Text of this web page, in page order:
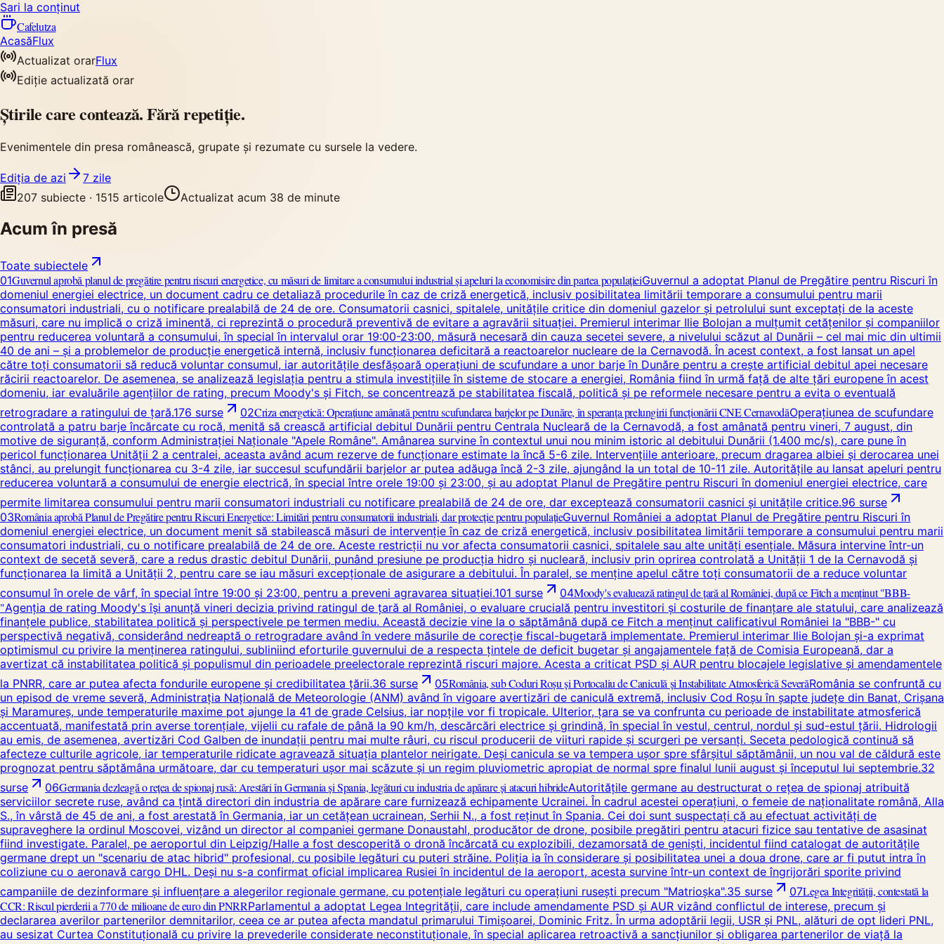
Sari la conținut
Cafelutza
AcasăFlux
Actualizat orarFlux
Ediție actualizată orar
Știrile care contează. Fără repetiție.
Evenimentele din presa românească, grupate și rezumate cu sursele la vedere.
Ediția de azi
7 zile
207 subiecte · 1515 articole Actualizat acum 38 de minute
Acum în presă
Toate subiectele
01Guvernul aprobă planul de pregătire pentru riscuri energetice, cu măsuri de limitare a consumului industrial și apeluri la economisire din partea populațieiGuvernul a adoptat Planul de Pregătire pentru Riscuri în
domeniul energiei electrice, un document cadru ce detaliază procedurile în caz de criză energetică, inclusiv posibilitatea limitării temporare a consumului pentru marii
consumatori industriali, cu o notificare prealabilă de 24 de ore. Consumatorii casnici, spitalele, unitățile critice din domeniul gazelor și petrolului sunt exceptați de la aceste
măsuri, care nu implică o criză iminentă, ci reprezintă o procedură preventivă de evitare a agravării situației. Premierul interimar Ilie Bolojan a mulțumit cetățenilor și companiilor
pentru reducerea voluntară a consumului, în special în intervalul orar 19:00-23:00, măsură necesară din cauza secetei severe, a nivelului scăzut al Dunării – cel mai mic din ultimii
40 de ani – și a problemelor de producție energetică internă, inclusiv funcționarea deficitară a reactoarelor nucleare de la Cernavodă. În acest context, a fost lansat un apel
către toți consumatorii să reducă voluntar consumul, iar autoritățile desfășoară operațiuni de scufundare a unor barje în Dunăre pentru a crește artificial debitul apei necesare
răcirii reactoarelor. De asemenea, se analizează legislația pentru a stimula investițiile în sisteme de stocare a energiei, România fiind în urmă față de alte țări europene în acest
domeniu, iar evaluările agențiilor de rating, precum Moody's și Fitch, se concentrează pe stabilitatea fiscală, politică și pe reformele necesare pentru a evita o eventuală
retrogradare a ratingului de țară.176 surse 02Criza energetică: Operațiune amânată pentru scufundarea barjelor pe Dunăre, în speranța prelungirii funcționării CNE CernavodăOperațiunea de scufundare
controlată a patru barje încărcate cu rocă, menită să crească artificial debitul Dunării pentru Centrala Nucleară de la Cernavodă, a fost amânată pentru vineri, 7 august, din
motive de siguranță, conform Administrației Naționale "Apele Române". Amânarea survine în contextul unui nou minim istoric al debitului Dunării (1.400 mc/s), care pune în
pericol funcționarea Unității 2 a centralei, aceasta având acum rezerve de funcționare estimate la încă 5-6 zile. Intervențiile anterioare, precum dragarea albiei și derocarea unei
stânci, au prelungit funcționarea cu 3-4 zile, iar succesul scufundării barjelor ar putea adăuga încă 2-3 zile, ajungând la un total de 10-11 zile. Autoritățile au lansat apeluri pentru
reducerea voluntară a consumului de energie electrică, în special între orele 19:00 și 23:00, și au adoptat Planul de Pregătire pentru Riscuri în domeniul energiei electrice, care
permite limitarea consumului pentru marii consumatori industriali cu notificare prealabilă de 24 de ore, dar exceptează consumatorii casnici și unitățile critice.96 surse
03România aprobă Planul de Pregătire pentru Riscuri Energetice: Limitări pentru consumatorii industriali, dar protecție pentru populațieGuvernul României a adoptat Planul de Pregătire pentru Riscuri în
domeniul energiei electrice, un document menit să stabilească măsuri de intervenție în caz de criză energetică, inclusiv posibilitatea limitării temporare a consumului pentru marii
consumatori industriali, cu o notificare prealabilă de 24 de ore. Aceste restricții nu vor afecta consumatorii casnici, spitalele sau alte unități esențiale. Măsura intervine într-un
context de secetă severă, care a redus drastic debitul Dunării, punând presiune pe producția hidro și nucleară, inclusiv prin oprirea controlată a Unității 1 de la Cernavodă și
funcționarea la limită a Unității 2, pentru care se iau măsuri excepționale de asigurare a debitului. În paralel, se menține apelul către toți consumatorii de a reduce voluntar
consumul în orele de vârf, în special între 19:00 și 23:00, pentru a preveni agravarea situației.101 surse 04Moody's evaluează ratingul de țară al României, după ce Fitch a menținut "BBB-
"Agenția de rating Moody's își anunță vineri decizia privind ratingul de țară al României, o evaluare crucială pentru investitori și costurile de finanțare ale statului, care analizează
finanțele publice, stabilitatea politică și perspectivele pe termen mediu. Această decizie vine la o săptămână după ce Fitch a menținut calificativul României la "BBB-" cu
perspectivă negativă, considerând nedreaptă o retrogradare având în vedere măsurile de corecție fiscal-bugetară implementate. Premierul interimar Ilie Bolojan și-a exprimat
optimismul cu privire la menținerea ratingului, subliniind eforturile guvernului de a respecta țintele de deficit bugetar și angajamentele față de Comisia Europeană, dar a
avertizat că instabilitatea politică și populismul din perioadele preelectorale reprezintă riscuri majore. Acesta a criticat PSD și AUR pentru blocajele legislative și amendamentele
la PNRR, care ar putea afecta fondurile europene și credibilitatea țării.36 surse 05România, sub Coduri Roșu și Portocaliu de Caniculă și Instabilitate Atmosferică SeverăRomânia se confruntă cu
un episod de vreme severă, Administrația Națională de Meteorologie (ANM) având în vigoare avertizări de caniculă extremă, inclusiv Cod Roșu în șapte județe din Banat, Crișana
și Maramureș, unde temperaturile maxime pot ajunge la 41 de grade Celsius, iar nopțile vor fi tropicale. Ulterior, țara se va confrunta cu perioade de instabilitate atmosferică
accentuată, manifestată prin averse torențiale, vijelii cu rafale de până la 90 km/h, descărcări electrice și grindină, în special în vestul, centrul, nordul și sud-estul țării. Hidrologii
au emis, de asemenea, avertizări Cod Galben de inundații pentru mai multe râuri, cu riscul producerii de viituri rapide și scurgeri pe versanți. Seceta pedologică continuă să
afecteze culturile agricole, iar temperaturile ridicate agravează situația plantelor neirigate. Deși canicula se va tempera ușor spre sfârșitul săptămânii, un nou val de căldură este
prognozat pentru săptămâna următoare, dar cu temperaturi ușor mai scăzute și un regim pluviometric apropiat de normal spre finalul lunii august și începutul lui septembrie.32
surse
06Germania dezleagă o rețea de spionaj rusă: Arestări în Germania și Spania, legături cu industria de apărare și atacuri hibrideAutoritățile germane au destructurat o rețea de spionaj atribuită
serviciilor secrete ruse, având ca țintă directori din industria de apărare care furnizează echipamente Ucrainei. În cadrul acestei operațiuni, o femeie de naționalitate română, Alla
S., în vârstă de 45 de ani, a fost arestată în Germania, iar un cetățean ucrainean, Serhii N., a fost reținut în Spania. Cei doi sunt suspectați că au efectuat activități de
supraveghere la ordinul Moscovei, vizând un director al companiei germane Donaustahl, producător de drone, posibile pregătiri pentru atacuri fizice sau tentative de asasinat
fiind investigate. Paralel, pe aeroportul din Leipzig/Halle a fost descoperită o dronă încărcată cu explozibili, dezamorsată de geniști, incidentul fiind catalogat de autoritățile
germane drept un "scenariu de atac hibrid" profesional, cu posibile legături cu puteri străine. Poliția ia în considerare și posibilitatea unei a doua drone, care ar fi putut intra în
coliziune cu o aeronavă cargo DHL. Deși nu s-a confirmat oficial implicarea Rusiei în incidentul de la aeroport, acesta survine într-un context de îngrijorări sporite privind
campaniile de dezinformare și influențare a alegerilor regionale germane, cu potențiale legături cu operațiuni rusești precum "Matrioșka".35 surse 07Legea Integrității, contestată la
CCR: Riscul pierderii a 770 de milioane de euro din PNRRParlamentul a adoptat Legea Integrității, care include amendamente PSD și AUR vizând conflictul de interese, precum și
declararea averilor partenerilor demnitarilor, ceea ce ar putea afecta mandatul primarului Timișoarei, Dominic Fritz. În urma adoptării legii, USR și PNL, alături de opt lideri PNL,
au sesizat Curtea Constituțională cu privire la prevederile considerate neconstituționale, în special aplicarea retroactivă a sancțiunilor și obligarea partenerilor de viață la